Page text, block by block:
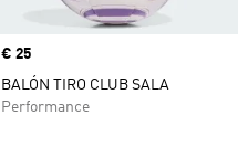
Precio
€ 25
BALÓN TIRO CLUB SALA
Performance